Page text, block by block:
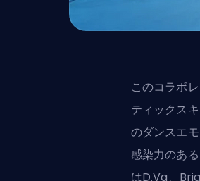
このコラボ
ティックス
のダンスエ
感染力のあ
はD.Va、